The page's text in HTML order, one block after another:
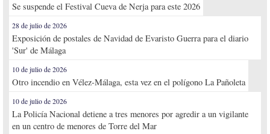
Se suspende el Festival Cueva de Nerja para este 2026
28 de julio de 2026
Exposición de postales de Navidad de Evaristo Guerra para el diario
'Sur' de Málaga
10 de julio de 2026
Otro incendio en Vélez-Málaga, esta vez en el polígono La Pañoleta
10 de julio de 2026
La Policía Nacional detiene a tres menores por agredir a un vigilante
en un centro de menores de Torre del Mar